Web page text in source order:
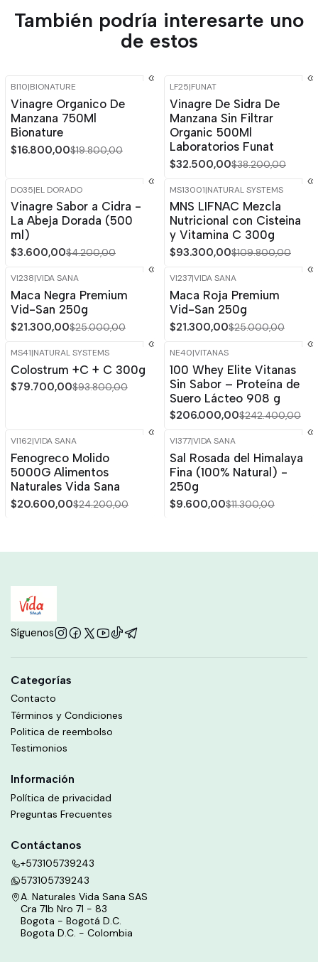
También podría interesarte uno
de estos
-15%
BI10|BIONATURE
Vinagre Organico De
Manzana 750Ml
Bionature
$16.800,00$19.800,00
-15%
LF25|FUNAT
Vinagre De Sidra De
Manzana Sin Filtrar
Organic 500Ml
Laboratorios Funat
$32.500,00$38.200,00
-14%OFF
DO35|EL DORADO
Vinagre Sabor a Cidra -
La Abeja Dorada (500
ml)
$3.600,00$4.200,00
-15% OFF
MS13001|NATURAL SYSTEMS
MNS LIFNAC Mezcla
Nutricional con Cisteina
y Vitamina C 300g
$93.300,00$109.800,00
-15%
Agotado
VI238|VIDA SANA
Maca Negra Premium
Vid-San 250g
$21.300,00$25.000,00
-15%
VI237|VIDA SANA
Maca Roja Premium
Vid-San 250g
$21.300,00$25.000,00
-15%OFF
MS41|NATURAL SYSTEMS
Colostrum +C + C 300g
$79.700,00$93.800,00
-15%OFF
NE40|VITANAS
100 Whey Elite Vitanas
Sin Sabor – Proteína de
Suero Lácteo 908 g
$206.000,00$242.400,00
-15%
VI162|VIDA SANA
Fenogreco Molido
5000G Alimentos
Naturales Vida Sana
$20.600,00$24.200,00
-15%
VI377|VIDA SANA
Sal Rosada del Himalaya
Fina (100% Natural) -
250g
$9.600,00$11.300,00
Síguenos
Categorías
Contacto
Términos y Condiciones
Politica de reembolso
Testimonios
Información
Política de privacidad
Preguntas Frecuentes
Contáctanos
+573105739243
573105739243
A. Naturales Vida Sana SAS
Cra 71b Nro 71 - 83
Bogota - Bogotá D.C.
Bogota D.C. - Colombia